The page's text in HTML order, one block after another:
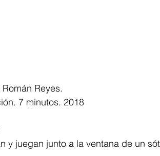
Reyes.
7 minutos. 2018
y juegan junto a la ventana de un